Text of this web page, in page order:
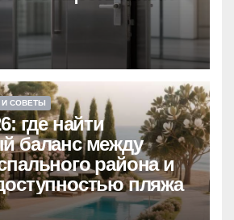
И СОВЕТЫ
где найти
баланс между
района и
пляжа